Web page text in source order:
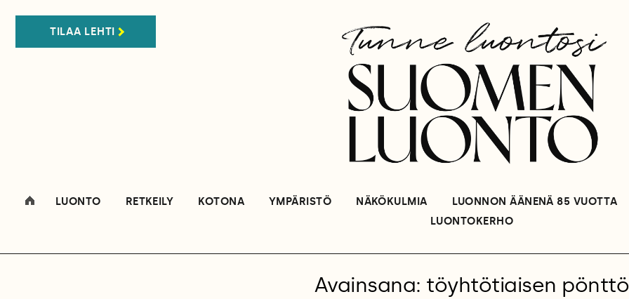
TILAA LEHTI
LUONTO RETKEILY KOTONA YMPÄRISTÖ NÄKÖKULMIA LUONNON ÄÄNENÄ 85 VUOTTA
LUONTOKERHO
Avainsana: töyhtötiaisen pönttö